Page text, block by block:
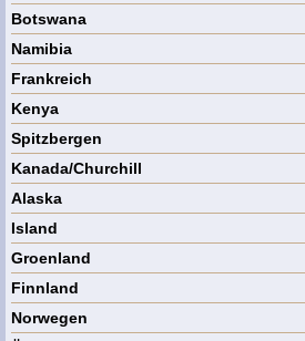
Botswana
Namibia
Frankreich
Kenya
Spitzbergen
Kanada/Churchill
Alaska
Island
Groenland
Finnland
Norwegen